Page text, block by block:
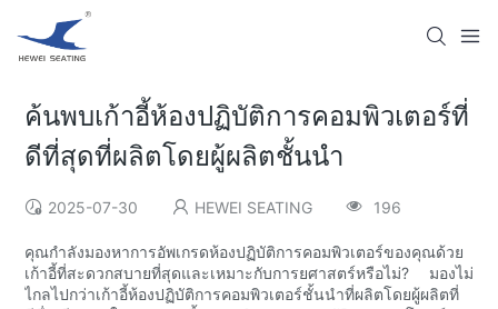
ค้นพบเก้าอี้ห้องปฏิบัติการคอมพิวเตอร์ที่
ดีที่สุดที่ผลิตโดยผู้ผลิตชั้นนำ
2025-07-30 HEWEI SEATING 196
คุณกำลังมองหาการอัพเกรดห้องปฏิบัติการคอมพิวเตอร์ของคุณด้วย
เก้าอี้ที่สะดวกสบายที่สุดและเหมาะกับการยศาสตร์หรือไม่? มองไม่
ไกลไปกว่าเก้าอี้ห้องปฏิบัติการคอมพิวเตอร์ชั้นนำที่ผลิตโดยผู้ผลิตที่